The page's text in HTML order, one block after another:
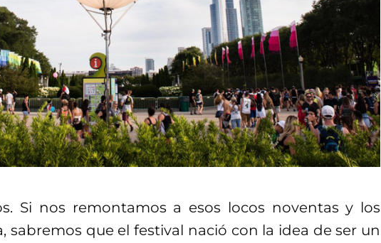
Si nos remontamos a esos locos noventas y los
sabremos que el festival nació con la idea de ser un